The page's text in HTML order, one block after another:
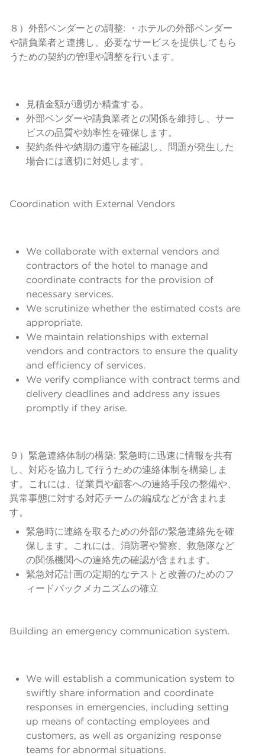
８）外部ベンダーとの調整: ・ホテルの外部ベンダー
や請負業者と連携し、必要なサービスを提供してもら
うための契約の管理や調整を行います。
見積金額が適切か精査する。
外部ベンダーや請負業者との関係を維持し、サー
ビスの品質や効率性を確保します。
契約条件や納期の遵守を確認し、問題が発生した
場合には適切に対処します。
Coordination with External Vendors
We collaborate with external vendors and
contractors of the hotel to manage and
coordinate contracts for the provision of
necessary services.
We scrutinize whether the estimated costs are
appropriate.
We maintain relationships with external
vendors and contractors to ensure the quality
and efficiency of services.
We verify compliance with contract terms and
delivery deadlines and address any issues
promptly if they arise.
９）緊急連絡体制の構築: 緊急時に迅速に情報を共有
し、対応を協力して行うための連絡体制を構築しま
す。これには、従業員や顧客への連絡手段の整備や、
異常事態に対する対応チームの編成などが含まれま
す。
緊急時に連絡を取るための外部の緊急連絡先を確
保します。これには、消防署や警察、救急隊など
の関係機関への連絡先の確認が含まれます。
緊急対応計画の定期的なテストと改善のためのフ
ィードバックメカニズムの確立
Building an emergency communication system.
We will establish a communication system to
swiftly share information and coordinate
responses in emergencies, including setting
up means of contacting employees and
customers, as well as organizing response
teams for abnormal situations.